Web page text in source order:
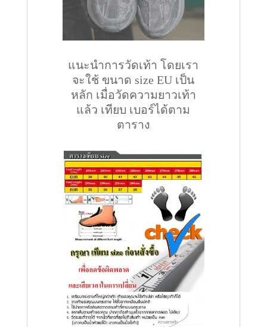
แนะนำการวัดเท้า โดยเรา
จะใช้ ขนาด size EU เป็น
หลัก เมื่อวัดความยาวเท้า
แล้ว เทียบ เบอร์ได้ตาม
ตาราง